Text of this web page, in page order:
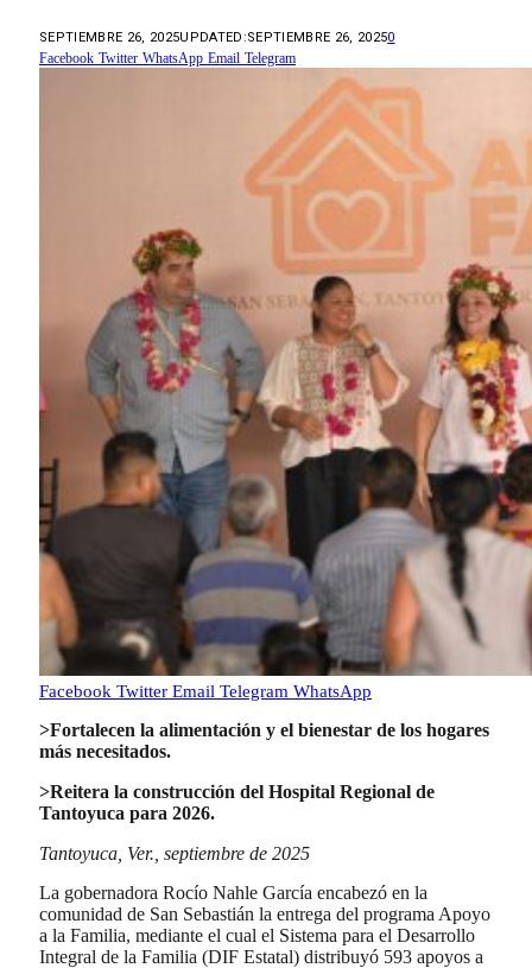
SEPTIEMBRE 26, 2025UPDATED:SEPTIEMBRE 26, 20250
Facebook Twitter WhatsApp Email Telegram
Facebook Twitter Email Telegram WhatsApp
>Fortalecen la alimentación y el bienestar de los hogares
más necesitados.
>Reitera la construcción del Hospital Regional de
Tantoyuca para 2026.
Tantoyuca, Ver., septiembre de 2025
La gobernadora Rocío Nahle García encabezó en la
comunidad de San Sebastián la entrega del programa Apoyo
a la Familia, mediante el cual el Sistema para el Desarrollo
Integral de la Familia (DIF Estatal) distribuyó 593 apoyos a